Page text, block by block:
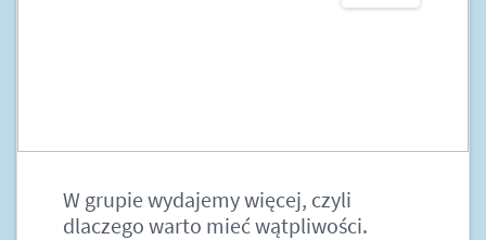
W grupie wydajemy więcej, czyli
dlaczego warto mieć wątpliwości.